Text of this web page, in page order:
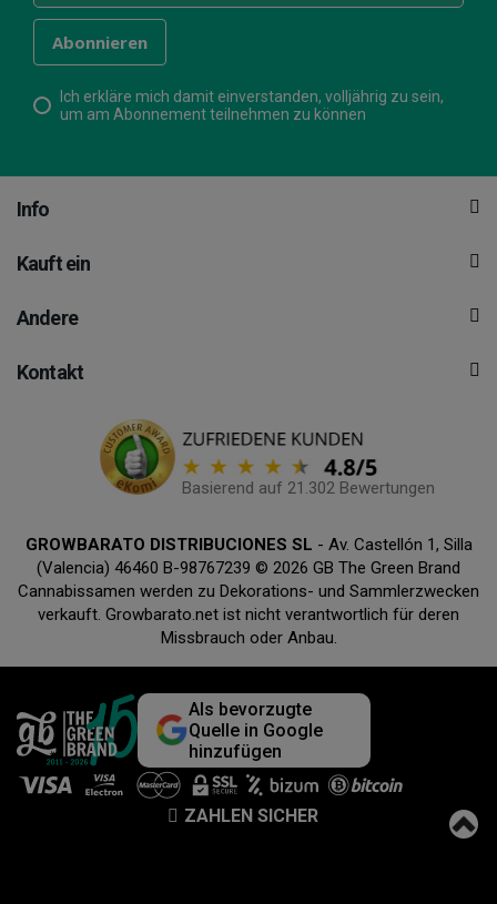
Ich erkläre mich damit einverstanden, volljährig zu sein,
um am Abonnement teilnehmen zu können
Info
Kauft ein
Andere
Kontakt
Basierend auf 21.302 Bewertungen
GROWBARATO DISTRIBUCIONES SL - Av. Castellón 1, Silla
(Valencia) 46460 B-98767239 © 2026 GB The Green Brand
Cannabissamen werden zu Dekorations- und Sammlerzwecken
verkauft. Growbarato.net ist nicht verantwortlich für deren
Missbrauch oder Anbau.
Als bevorzugte
Quelle in Google
hinzufügen
ZAHLEN SICHER